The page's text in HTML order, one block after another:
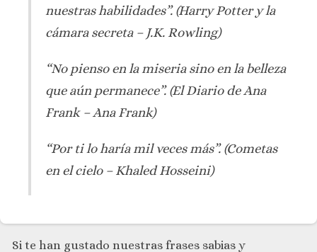
nuestras habilidades”.(Harry Potter y la
cámara secreta – J.K. Rowling)
“No pienso en la miseria sino en la belleza
que aún permanece”.(El Diario de Ana
Frank – Ana Frank)
“Por ti lo haría mil veces más”. (Cometas
en el cielo – Khaled Hosseini)
Si te han gustado nuestras frases sabias y